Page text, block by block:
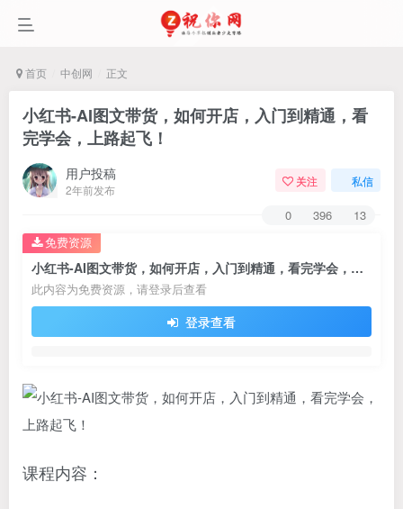
首页 中创网 正文
小红书-AI图文带货，如何开店，入门到精通，看
完学会，上路起飞！
用户投稿
2年前发布
关注 私信
0 396 13
小红书-AI图文带货，如何开店，入门到精通，看完学会，上路起飞！
此内容为免费资源，请登录后查看
登录查看
免费资源
课程内容：